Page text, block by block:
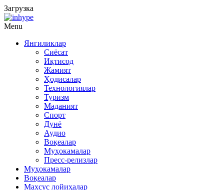
Загрузка
Menu
Янгиликлар
Сиёсат
Иқтисод
Жамият
Ҳодисалар
Технологиялар
Туризм
Маданият
Спорт
Дунё
Аудио
Воқеалар
Муҳокамалар
Пресс-релизлар
Муҳокамалар
Воқеалар
Махсус лойиҳалар